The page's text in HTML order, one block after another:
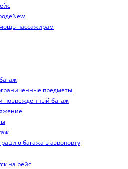
New
пассажирам
предметы
поврежденный багаж
багажа в аэропорту
на рейс